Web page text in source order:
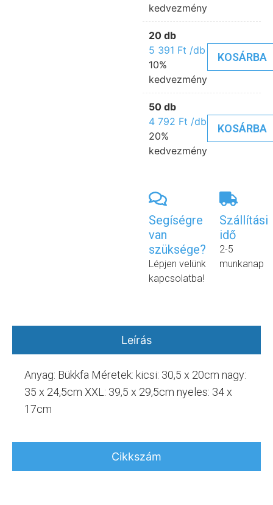
kedvezmény
20 db
5 391 Ft /db
10%
kedvezmény
KOSÁRBA
50 db
4 792 Ft /db
20%
kedvezmény
KOSÁRBA
Segíségre
van
szüksége?
Lépjen velünk
kapcsolatba!
Szállítási
idő
2-5
munkanap
Leírás
Cikkszám
Anyag: Bükkfa Méretek: kicsi: 30,5 x 20cm nagy:
35 x 24,5cm XXL: 39,5 x 29,5cm nyeles: 34 x
17cm